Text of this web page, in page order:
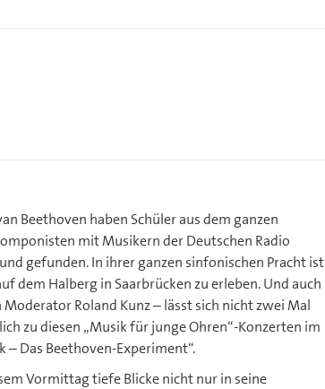
Beethoven haben Schüler aus dem ganzen
mit Musikern der Deutschen Radio
gefunden. In ihrer ganzen sinfonischen Pracht ist
dem Halberg in Saarbrücken zu erleben. Und auch
Roland Kunz – lässt sich nicht zwei Mal
zu diesen „Musik für junge Ohren“-Konzerten im
– Das Beethoven-Experiment“.
Vormittag tiefe Blicke nicht nur in seine